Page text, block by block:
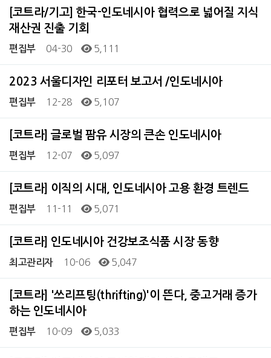
[코트라/기고] 한국-인도네시아 협력으로 넓어질 지식
재산권 진출 기회
편집부 04-30 5,111
2023 서울디자인 리포터 보고서 /인도네시아
편집부 12-28 5,107
[코트라] 글로벌 팜유 시장의 큰손 인도네시아
편집부 12-07 5,097
[코트라] 이직의 시대, 인도네시아 고용 환경 트렌드
편집부 11-11 5,071
[코트라] 인도네시아 건강보조식품 시장 동향
최고관리자 10-06 5,047
[코트라] '쓰리프팅(thrifting)'이 뜬다, 중고거래 증가
하는 인도네시아
편집부 10-09 5,033